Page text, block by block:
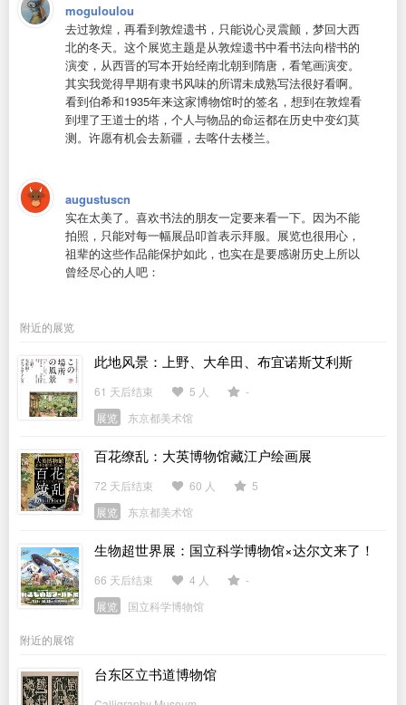
moguloulou
去过敦煌，再看到敦煌遗书，只能说心灵震颤，梦回大西
北的冬天。这个展览主题是从敦煌遗书中看书法向楷书的
演变，从西晋的写本开始经南北朝到隋唐，看笔画演变。
其实我觉得早期有隶书风味的所谓未成熟写法很好看啊。
看到伯希和1935年来这家博物馆时的签名，想到在敦煌看
到埋了王道士的塔，个人与物品的命运都在历史中变幻莫
测。许愿有机会去新疆，去喀什去楼兰。
augustuscn
实在太美了。喜欢书法的朋友一定要来看一下。因为不能
拍照，只能对每一幅展品叩首表示拜服。展览也很用心，
祖辈的这些作品能保护如此，也实在是要感谢历史上所以
曾经尽心的人吧：
附近的展览
此地风景：上野、大牟田、布宜诺斯艾利斯
61 天后结束 5 人
-
展览
东京都美术馆
百花缭乱：大英博物馆藏江户绘画展
72 天后结束 60 人
5
展览
东京都美术馆
生物超世界展：国立科学博物馆×达尔文来了！
66 天后结束 4 人
-
展览
国立科学博物馆
附近的展馆
台东区立书道博物馆